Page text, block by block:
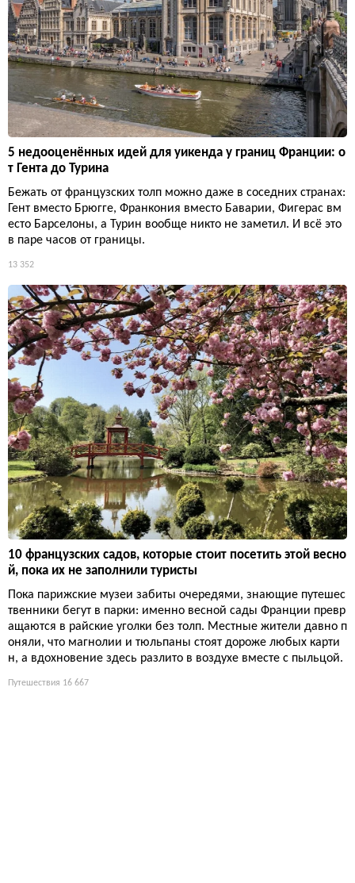
5 недооценённых идей для уикенда у границ Франции: о
т Гента до Турина
Бежать от французских толп можно даже в соседних странах:
Гент вместо Брюгге, Франкония вместо Баварии, Фигерас вм
есто Барселоны, а Турин вообще никто не заметил. И всё это
в паре часов от границы.
13 352
10 французских садов, которые стоит посетить этой весно
й, пока их не заполнили туристы
Пока парижские музеи забиты очередями, знающие путешес
твенники бегут в парки: именно весной сады Франции превр
ащаются в райские уголки без толп. Местные жители давно п
оняли, что магнолии и тюльпаны стоят дороже любых карти
н, а вдохновение здесь разлито в воздухе вместе с пыльцой.
Путешествия 16 667